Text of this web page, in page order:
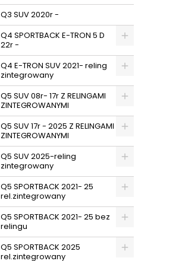
Q3 SUV 2020r -
Q4 SPORTBACK E-TRON 5 D
22r -
Q4 E-TRON SUV 2021- reling
zintegrowany
Q5 SUV 08r- 17r Z RELINGAMI
ZINTEGROWANYMI
Q5 SUV 17r - 2025 Z RELINGAMI
ZINTEGROWANYMI
Q5 SUV 2025-reling
zintegrowany
Q5 SPORTBACK 2021- 25
rel.zintegrowany
Q5 SPORTBACK 2021- 25 bez
relingu
Q5 SPORTBACK 2025
rel.zintegrowany